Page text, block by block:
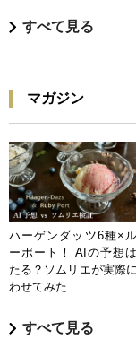
すべて見る
マガジン
ハーゲンダッツ6種×
ーポート！ AIの予想
たる？ソムリエが実際
わせてみた
すべて見る